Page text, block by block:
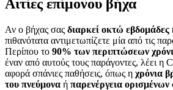
Αιτίες επίμονου βήχα
Αν ο βήχας σας διαρκεί οκτώ εβδομάδες
πιθανότατα αντιμετωπίζετε μία από τις
Περίπου το 90% των περιπτώσεων
έναν από αυτούς τους παράγοντες, λέει η
αφορά σπάνιες παθήσεις, όπως η χρόνια
του πνεύμονα ή παρενέργεια